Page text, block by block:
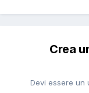
Crea
Devi essere un